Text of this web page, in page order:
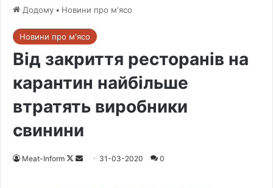
Додому • Новини про м'ясо
Новини про м'ясо
Від закриття ресторанів на
карантин найбільше
втратять виробники
свинини
Meat-Inform
F
31-03-2020 0